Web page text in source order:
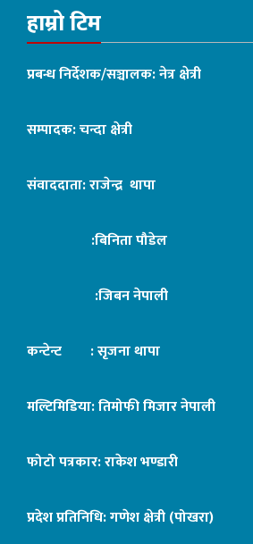
हाम्रो टिम
प्रबन्ध निर्देशक/सञ्चालक: नेत्र क्षेत्री
सम्पादक: चन्दा क्षेत्री
संवाददाता: राजेन्द्र थापा
:बिनिता पौडेल
:जिबन नेपाली
कन्टेन्ट : सृजना थापा
मल्टिमिडिया: तिमोफी मिजार नेपाली
फोटो पत्रकार: राकेश भण्डारी
प्रदेश प्रतिनिधि: गणेश क्षेत्री (पोखरा)